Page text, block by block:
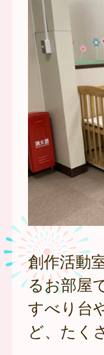
創作活動
るお部屋
すべり台
ど、たく